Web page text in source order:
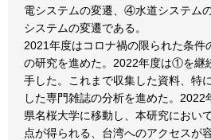
電システムの変遷、④水道システム
システムの変遷である。
2021年度はコロナ禍の限られた条
の研究を進めた。2022年度は①を
手した。これまで収集した資料、特
した専門雑誌の分析を進めた。2022
県名桜大学に移動し、本研究におい
点が得られる、台湾へのアクセスが